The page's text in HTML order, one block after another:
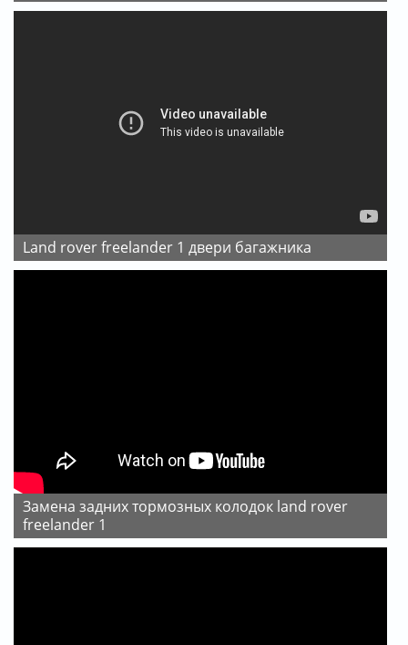
land rover freelander 1 двери багажникa
замена задних тормозных колодок land rover
freelander 1